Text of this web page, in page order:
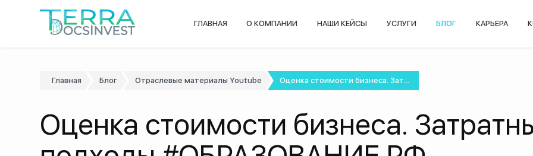
ГЛАВНАЯ О КОМПАНИИ НАШИ КЕЙСЫ УСЛУГИ БЛОГ КАРЬЕРА
Главная Блог Отраслевые материалы Youtube Оценка стоимости бизнеса. Зат...
Оценка стоимости бизнеса.